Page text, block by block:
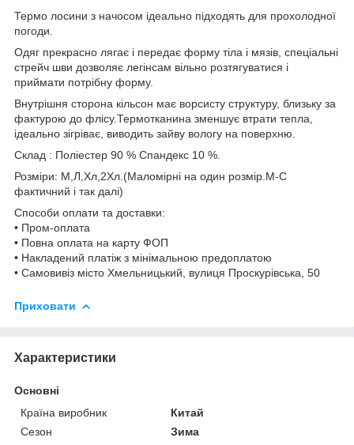
Термо лосини з начосом ідеально підходять для прохолодної
погоди.
Одяг прекрасно лягає і передає форму тіла і мязів, спеціальні
стрейч шви дозволяє легінсам вільно розтягуватися і
приймати потрібну форму.
Внутрішня сторона кільсон має ворсисту структуру, близьку за
фактурою до флісу.Термотканина зменшує втрати тепла,
ідеально зігріває, виводить зайву вологу на поверхню.
Склад : Поліестер 90 % Спандекс 10 %.
Розміри: М,Л,Хл,2Хл.(Маломірні на один розмір.М-С
фактичний і так далі)
Способи оплати та доставки:
• Пром-оплата
• Повна оплата на карту ФОП
• Накладений платіж з мінімальною предоплатою
• Самовивіз місто Хмельницький, вулиця Проскурівська, 50
Приховати
Характеристики
Основні
Країна виробник
Китай
Сезон
Зима